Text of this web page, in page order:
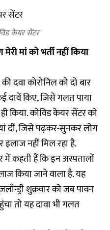
केयर सेंटर
मां को भर्ती नहीं किया
दवा कोरोनिल को दो बार
दावें किए, जिसे गलत पाया
किया. कोविड केयर सेंटर को
दीं, जिसे पढ़कर-सुनकर लोग
नहीं मिल रहा है.
कहती हैं कि इन अस्पतालों
किया जाने वाला है. यह
शुक्रवार को जब पावन
तो यह दावा भी गलत